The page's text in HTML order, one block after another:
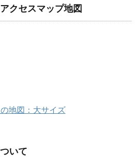
クセスマップ地図
地図：大サイズ
いて